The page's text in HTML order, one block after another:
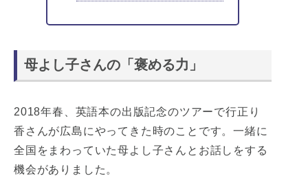
母よし子さんの「褒める力」
2018年春、英語本の出版記念のツアーで行正り
香さんが広島にやってきた時のことです。一緒に
全国をまわっていた母よし子さんとお話しをする
機会がありました。